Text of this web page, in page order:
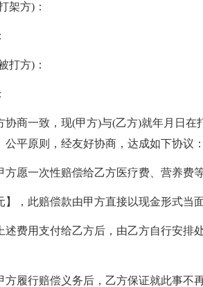
架方)：
打方)：
协商一致，现(甲方)与(乙方)就年月日在
公平原则，经友好协商，达成如下协议：
方愿一次性赔偿给乙方医疗费、营养费
】，此赔偿款由甲方直接以现金形式当
述费用支付给乙方后，由乙方自行安排
方履行赔偿义务后，乙方保证就此事不